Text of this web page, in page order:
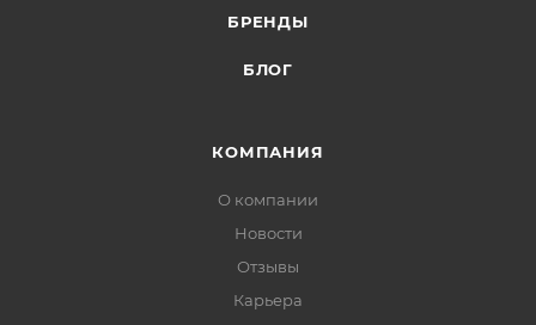
БРЕНДЫ
БЛОГ
КОМПАНИЯ
О компании
Новости
Отзывы
Карьера